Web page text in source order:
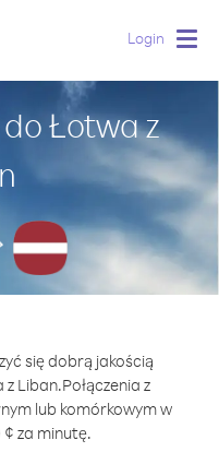
Login
Łotwa z
się dobrą jakością
z Liban.Połączenia z
lub komórkowym w
za minutę.